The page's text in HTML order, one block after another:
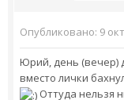
Опубликовано: 9
Юрий, день (вечер)
вместо лички
Оттуда нельзя